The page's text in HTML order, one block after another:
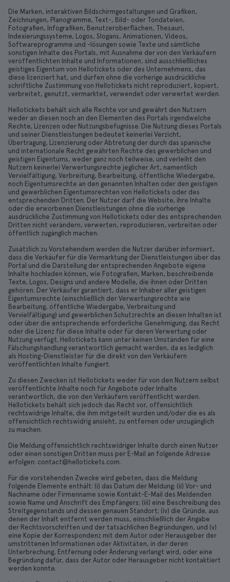
Die Marken, interaktiven Bildschirmgestaltungen und Grafiken,
Zeichnungen, Planogramme, Text-, Bild- oder Tondateien,
Fotografien, Infografiken, Benutzeroberflächen, Thesauri,
Indexierungssysteme, Logos, Slogans, Animationen, Videos,
Softwareprogramme und -lösungen sowie Texte und sämtliche
sonstigen Inhalte des Portals, mit Ausnahme der von den Verkäufern
veröffentlichten Inhalte und Informationen, sind ausschließliches
geistiges Eigentum von Hellotickets oder des Unternehmens, das
diese lizenziert hat, und dürfen ohne die vorherige ausdrückliche
schriftliche Zustimmung von Hellotickets nicht reproduziert, kopiert,
verbreitet, genutzt, vermarktet, verwendet oder verwertet werden.
Hellotickets behält sich alle Rechte vor und gewährt den Nutzern
weder an diesen noch an den Elementen des Portals irgendwelche
Rechte, Lizenzen oder Nutzungsbefugnisse. Die Nutzung dieses Portals
und seiner Dienstleistungen bedeutet keinerlei Verzicht,
Übertragung, Lizenzierung oder Abtretung der durch das spanische
und internationale Recht gewährten Rechte des gewerblichen und
geistigen Eigentums, weder ganz noch teilweise, und verleiht den
Nutzern keinerlei Verwertungsrechte jeglicher Art, namentlich
Vervielfältigung, Verbreitung, Bearbeitung, öffentliche Wiedergabe,
noch Eigentumsrechte an den genannten Inhalten oder den geistigen
und gewerblichen Eigentumsrechten von Hellotickets oder des
entsprechenden Dritten. Der Nutzer darf die Website, ihre Inhalte
oder die erworbenen Dienstleistungen ohne die vorherige
ausdrückliche Zustimmung von Hellotickets oder des entsprechenden
Dritten nicht verändern, verwerten, reproduzieren, verbreiten oder
öffentlich zugänglich machen.
Zusätzlich zu Vorstehendem werden die Nutzer darüber informiert,
dass die Verkäufer für die Vermarktung der Dienstleistungen über das
Portal und die Darstellung der entsprechenden Angebote eigene
Inhalte hochladen können, wie Fotografien, Marken, beschreibende
Texte, Logos, Designs und andere Modelle, die ihnen oder Dritten
gehören. Der Verkäufer garantiert, dass er Inhaber aller geistigen
Eigentumsrechte (einschließlich der Verwertungsrechte wie
Bearbeitung, öffentliche Wiedergabe, Verbreitung und
Vervielfältigung) und gewerblichen Schutzrechte an diesen Inhalten ist
oder über die entsprechende erforderliche Genehmigung, das Recht
oder die Lizenz für diese Inhalte oder für deren Verwertung oder
Nutzung verfügt. Hellotickets kann unter keinen Umständen für eine
Fälschungshandlung verantwortlich gemacht werden, da es lediglich
als Hosting-Dienstleister für die direkt von den Verkäufern
veröffentlichten Inhalte fungiert.
Zu diesen Zwecken ist Hellotickets weder für von den Nutzern selbst
veröffentlichte Inhalte noch für Angebote oder Inhalte
verantwortlich, die von den Verkäufern veröffentlicht werden.
Hellotickets behält sich jedoch das Recht vor, offensichtlich
rechtswidrige Inhalte, die ihm mitgeteilt wurden und/oder die es als
offensichtlich rechtswidrig ansieht, zu entfernen oder unzugänglich
zu machen.
Die Meldung offensichtlich rechtswidriger Inhalte durch einen Nutzer
oder einen sonstigen Dritten muss per E-Mail an folgende Adresse
erfolgen: contact@hellotickets.com.
Für die vorstehenden Zwecke wird gebeten, dass die Meldung
folgende Elemente enthält: (i) das Datum der Meldung; (ii) Vor- und
Nachname oder Firmenname sowie Kontakt-E-Mail des Meldenden
sowie Name und Anschrift des Empfängers; (iii) eine Beschreibung des
Streitgegenstands und dessen genauen Standort; (iv) die Gründe, aus
denen der Inhalt entfernt werden muss, einschließlich der Angabe
der Rechtsvorschriften und der tatsächlichen Begründungen, und (v)
eine Kopie der Korrespondenz mit dem Autor oder Herausgeber der
umstrittenen Informationen oder Aktivitäten, in der deren
Unterbrechung, Entfernung oder Änderung verlangt wird, oder eine
Begründung dafür, dass der Autor oder Herausgeber nicht kontaktiert
werden konnte.